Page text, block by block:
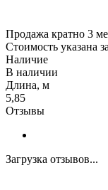
Продажа кратно 3
Стоимость указана
Наличие
В наличии
Длина, м
5,85
Отзывы
Загрузка отзывов...